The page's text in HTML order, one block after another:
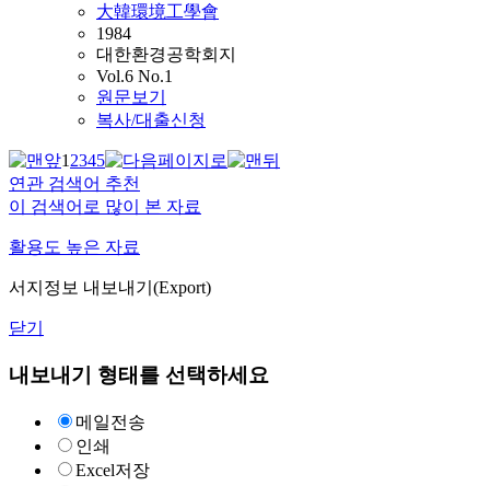
大韓環境工學會
1984
대한환경공학회지
Vol.6 No.1
원문보기
복사/대출신청
12345
연관 검색어 추천
이 검색어로 많이 본 자료
활용도 높은 자료
서지정보 내보내기(Export)
닫기
내보내기 형태를 선택하세요
메일전송
인쇄
Excel저장